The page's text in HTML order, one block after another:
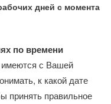
дней с момента
по времени
с Вашей
к какой дате
принять правильное